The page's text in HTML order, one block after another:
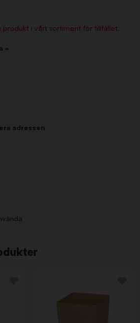
produkt i vårt sortiment för tillfället.
»
adressen